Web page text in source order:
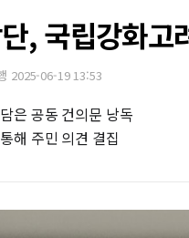
, 국립강화고
2025-06-19 13:53
은 공동 건의문 낭독
해 주민 의견 결집